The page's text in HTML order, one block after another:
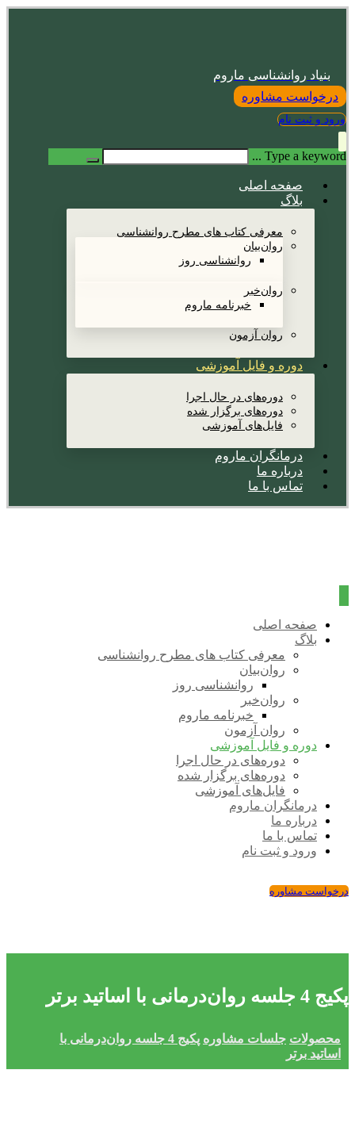
بنیاد روانشناسی ماروم
درخواست مشاوره
ورود و ثبت نام
Type a keyword ...
صفحه اصلی
بلاگ
معرفی کتاب های مطرح روانشناسی
روان‌بیان
روانشناسی روز
روان‌خبر
خبرنامه ماروم
روان آزمون
دوره و فایل آموزشی
دوره‌های در حال اجرا
دوره‌های برگزار شده
فایل‌های آموزشی
درمانگران ماروم
درباره ما
تماس با ما
صفحه اصلی
بلاگ
معرفی کتاب های مطرح روانشناسی
روان‌بیان
روانشناسی روز
روان‌خبر
خبرنامه ماروم
روان آزمون
دوره و فایل آموزشی
دوره‌های در حال اجرا
دوره‌های برگزار شده
فایل‌های آموزشی
درمانگران ماروم
درباره ما
تماس با ما
ورود و ثبت نام
درخواست مشاوره
پکیج 4 جلسه روان‌درمانی با اساتید برتر
محصولات جلسات مشاوره
پکیج 4 جلسه روان‌درمانی با
اساتید برتر